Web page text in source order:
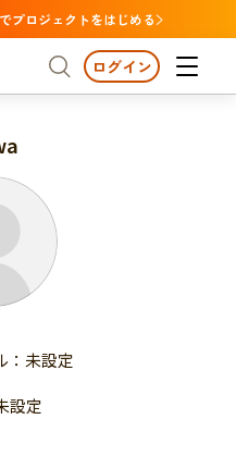
プロジェクトをはじめる
注目
支援金額が多い
支援人数が多い
終了日が近い
国際協力
子ども・教育
子ども・教育
リティ
ログイン
：未設定
設定